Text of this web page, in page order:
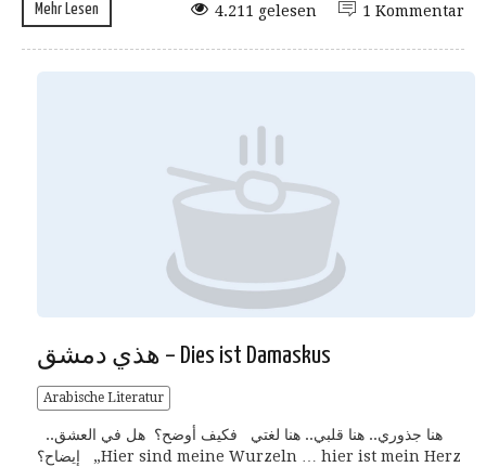
Mehr Lesen 1 Kommentar
4.211 gelesen
هذي دمشق – Dies ist Damaskus
Arabische Literatur
..هنا جذوري.. هنا قلبي.. هنا لغتي فكيف أوضح؟ هل في العشق
إيضاح؟ „Hier sind meine Wurzeln … hier ist mein Herz